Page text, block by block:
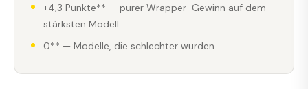
+4,3 Punkte** — purer Wrapper-Gewinn auf dem
stärksten Modell
0** — Modelle, die schlechter wurden